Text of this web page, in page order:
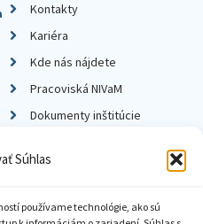
Súhlas
používame technológie, ako sú
Kontakty
Kariéra
Kde nás nájdete
Pracoviská NIVaM
Dokumenty inštitúcie